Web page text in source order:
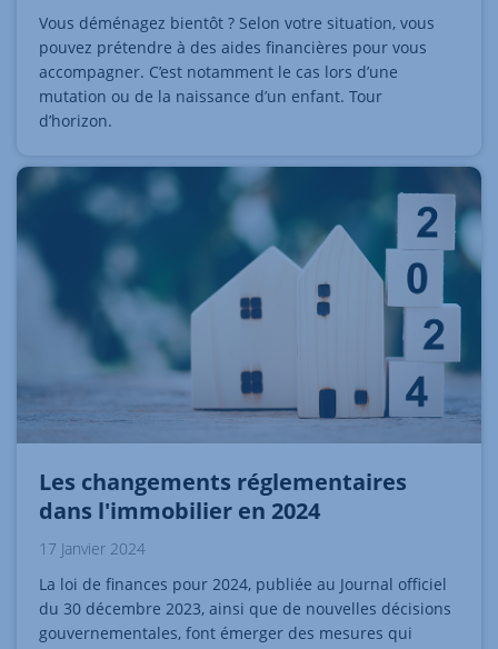
Vous déménagez bientôt ? Selon votre situation, vous
pouvez prétendre à des aides financières pour vous
accompagner. C’est notamment le cas lors d’une
mutation ou de la naissance d’un enfant. Tour
d’horizon.
Les changements réglementaires
dans l'immobilier en 2024
17 Janvier 2024
La loi de finances pour 2024, publiée au Journal officiel
du 30 décembre 2023, ainsi que de nouvelles décisions
gouvernementales, font émerger des mesures qui